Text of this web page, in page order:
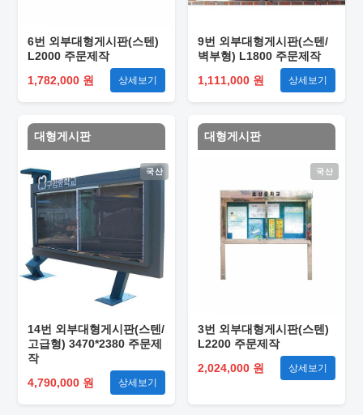
6번 외부대형게시판(스텐)
L2000 주문제작
1,782,000 원
상세보기
9번 외부대형게시판(스텐/
벽부형) L1800 주문제작
1,111,000 원
상세보기
대형게시판
국산
14번 외부대형게시판(스텐/
고급형) 3470*2380 주문제
작
4,790,000 원
상세보기
대형게시판
국산
3번 외부대형게시판(스텐)
L2200 주문제작
2,024,000 원
상세보기